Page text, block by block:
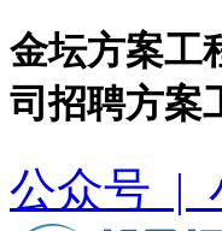
金坛方案工
司招聘方案
公众号 |